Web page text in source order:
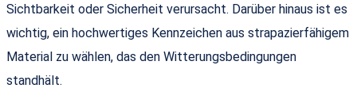
Sichtbarkeit oder Sicherheit verursacht. Darüber hinaus ist es
wichtig, ein hochwertiges Kennzeichen aus strapazierfähigem
Material zu wählen, das den Witterungsbedingungen
standhält.